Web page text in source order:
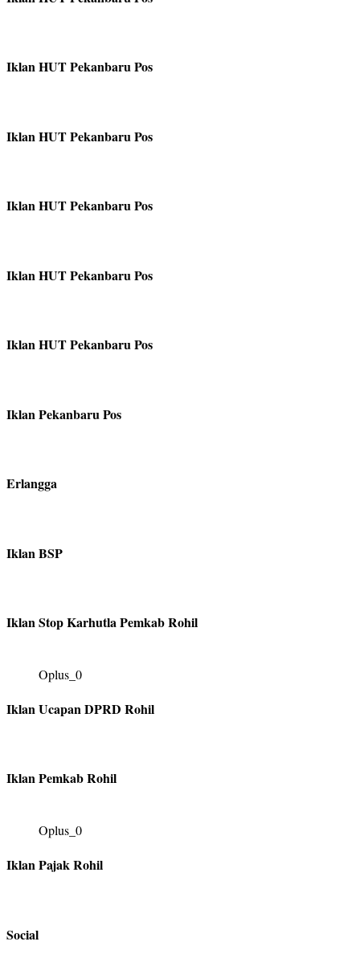
Iklan HUT Pekanbaru Pos
Iklan HUT Pekanbaru Pos
Iklan HUT Pekanbaru Pos
Iklan HUT Pekanbaru Pos
Iklan HUT Pekanbaru Pos
Iklan Pekanbaru Pos
Erlangga
Iklan BSP
Iklan Stop Karhutla Pemkab Rohil
Oplus_0
Iklan Ucapan DPRD Rohil
Iklan Pemkab Rohil
Oplus_0
Iklan Pajak Rohil
Social